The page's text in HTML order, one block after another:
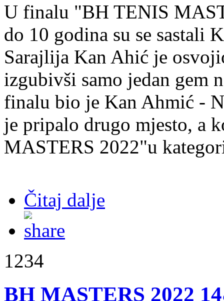
U finalu "BH TENIS
do 10 godina su se sastali
Sarajlija Kan Ahić je
izgubivši samo jedan gem
finalu bio je Kan Ahmić -
je pripalo drugo mjesto, a
MASTERS 2022"u
Čitaj dalje
1234
BH MASTERS 2022